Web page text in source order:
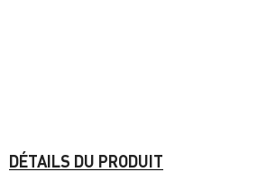
DÉTAILS DU PRODUIT